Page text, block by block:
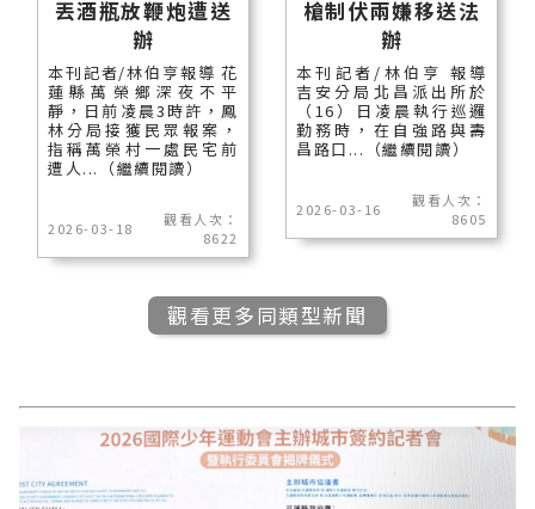
丟酒瓶放鞭炮遭送
辦
本刊記者/林伯亨報導 花
蓮縣萬榮鄉深夜不平
靜，日前凌晨3時許，鳳
林分局接獲民眾報案，
指稱萬榮村一處民宅前
遭人...（繼續閱讀）
2026-03-18
觀看人次：
8622
槍制伏兩嫌移送法
辦
本刊記者/林伯亨 報導
吉安分局北昌派出所於
（16）日凌晨執行巡邏
勤務時，在自強路與壽
昌路口...（繼續閱讀）
2026-03-16
觀看人次：
8605
觀看更多同類型新聞